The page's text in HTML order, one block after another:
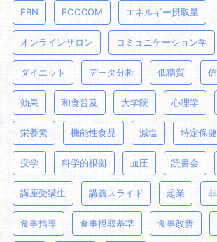
EBN FOOCOM エネルギー摂取量
オンラインサロン コミュニケーション学
ダイエット データ分析 低糖質
効果 和食普及 大学院 心理学
栄養素 機能性食品 減塩 特定保
疫学 科学的根拠 血圧 読書会
講座受講生 講義スライド 起業
食事指導 食事摂取基準 食事改善